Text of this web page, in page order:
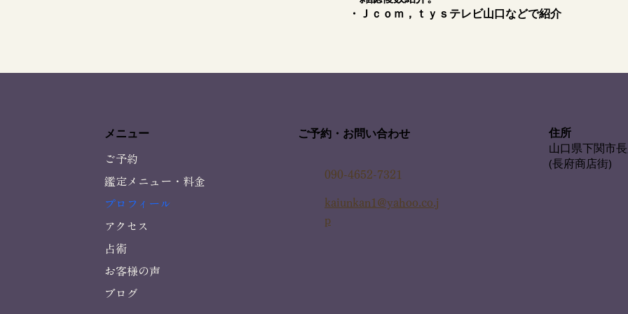
​・Ｊｃｏｍ，ｔｙｓテレビ山口などで紹介
メニュー
ご予約
鑑定メニュー・料金
プロフィール
アクセス
占術
お客様の声
ブログ
ご予約・お問い合わせ
090-4652-7321
kaiunkan1@yahoo.co.j
p
住所
山口県下関市
(長府商店街)